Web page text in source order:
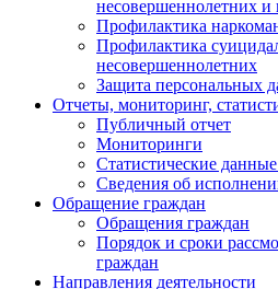
несовершеннолетних
Профилактика
Профилактика
несовершеннолетних
Защита персональных
Отчеты, мониторинг,
Публичный отчет
Мониторинги
Статистические
Сведения об
Обращение граждан
Обращения граждан
Порядок и сроки
граждан
Направления деятельности